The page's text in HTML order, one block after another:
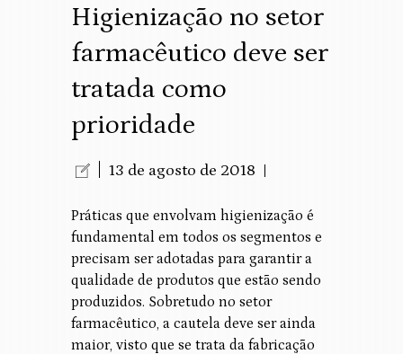
Higienização no setor
farmacêutico deve ser
tratada como
prioridade
13 de agosto de 2018
Práticas que envolvam higienização é
fundamental em todos os segmentos e
precisam ser adotadas para garantir a
qualidade de produtos que estão sendo
produzidos. Sobretudo no setor
farmacêutico, a cautela deve ser ainda
maior, visto que se trata da fabricação